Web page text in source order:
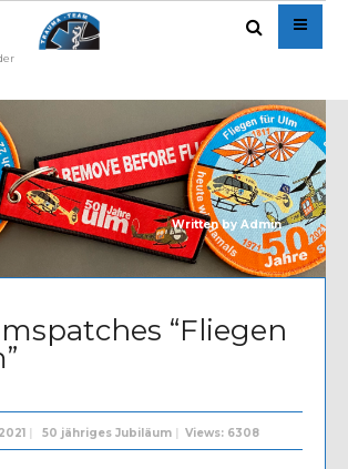
Written byAdmin
“Fliegen
| 50 jähriges Jubiläum | Views: 6308